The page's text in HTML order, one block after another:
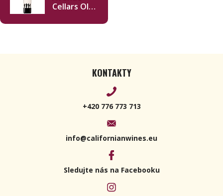
Cellars Old
Zinfandel
KONTAKTY
+420 776 773 713
info@californianwines.eu
Sledujte nás na Facebooku